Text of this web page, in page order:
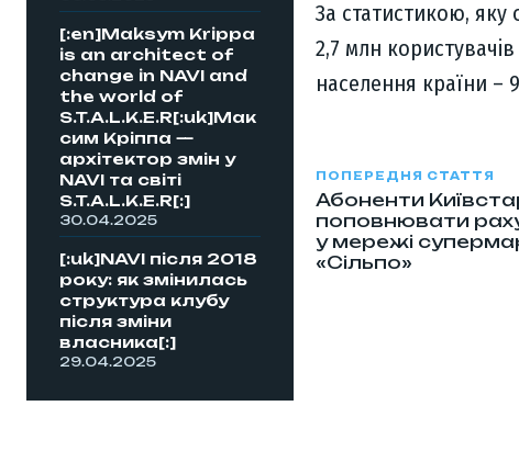
[:en]Maksym Krippa
is an architect of
change in NAVI and
the world of
S.T.A.L.K.E.R[:uk]Мак
сим Кріппа —
архітектор змін у
NAVI та світі
S.T.A.L.K.E.R[:]
30.04.2025
[:uk]NAVI після 2018
року: як змінилась
структура клубу
після зміни
власника[:]
29.04.2025
За статистикою, яку
2,7 млн
населення країни –
ПОПЕРЕДНЯ СТАТТЯ
Абоненти
поповнювати
у мережі
«Сільпо»